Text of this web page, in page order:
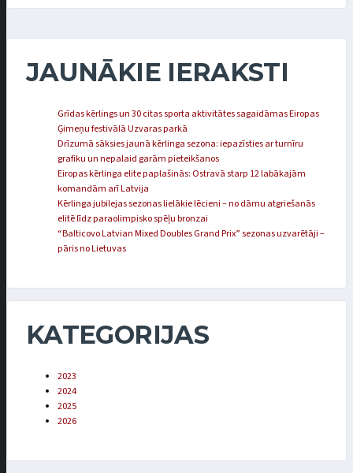
JAUNĀKIE IERAKSTI
Grīdas kērlings un 30 citas sporta aktivitātes sagaidāmas Eiropas
Ģimeņu festivālā Uzvaras parkā
Drīzumā sāksies jaunā kērlinga sezona: iepazīsties ar turnīru
grafiku un nepalaid garām pieteikšanos
Eiropas kērlinga elite paplašinās: Ostravā starp 12 labākajām
komandām arī Latvija
Kērlinga jubilejas sezonas lielākie lēcieni – no dāmu atgriešanās
elitē līdz paraolimpisko spēļu bronzai
“Balticovo Latvian Mixed Doubles Grand Prix” sezonas uzvarētāji –
pāris no Lietuvas
KATEGORIJAS
2023
2024
2025
2026